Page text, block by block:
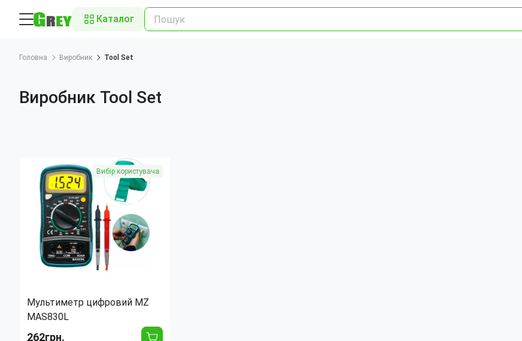
Каталог
Головна Виробник Tool Set
Виробник Tool Set
Вибір користувача
Мультиметр цифровий MZ
MAS830L
262грн.